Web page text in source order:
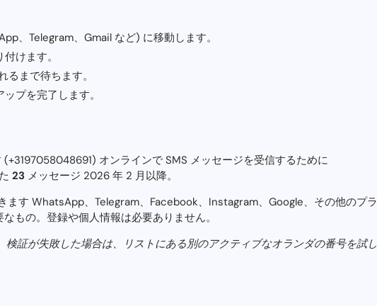
、Telegram、Gmail など) に移動します。
けます。
まで待ちます。
プを完了します。
オンラインで SMS メッセージを受信するために
23 メッセージ 2026 年 2 月以降。
ます WhatsApp、Telegram、Facebook、Instagram、Google、その他のプラ
もの。登録や個人情報は必要ありません。
証が失敗した場合は、リストにある別のアクティブなオランダの番号を試し